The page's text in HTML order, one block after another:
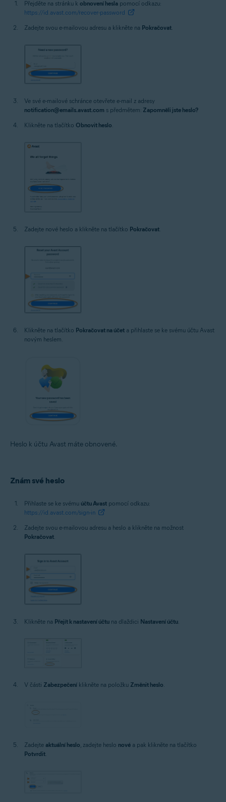
Přejděte na stránku k obnovení hesla pomocí odkazu:
https://id.avast.com/recover-password
Zadejte svou e-mailovou adresu a klikněte na Pokračovat.
Ve své e-mailové schránce otevřete e-mail z adresy
notification@emails.avast.com s předmětem: Zapomněli jste heslo?
Klikněte na tlačítko Obnovit heslo
Zadejte nové heslo a klikněte na tlačítko Pokračovat.
Klikněte na tlačítko Pokračovat na účet a přihlaste se ke svému účtu Avast
novým heslem.
Heslo k účtu Avast máte obnovené.
Znám své heslo
Přihlaste se ke svému účtu Avast pomocí odkazu:
https://id.avast.com/sign-in
Zadejte svou e-mailovou adresu a heslo a klikněte na možnost
Pokračovat.
Klikněte na Přejít k nastavení účtu na dlaždici Nastavení účtu.
V části Zabezpečení klikněte na položku Změnit heslo.
Zadejte aktuální heslo , zadejte heslo nové a pak klikněte na tlačítko
Potvrdit